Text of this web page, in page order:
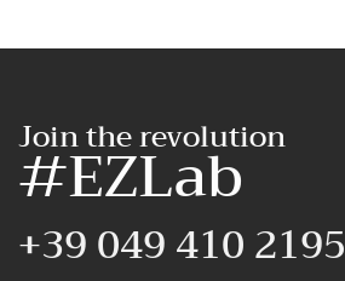
Join the revolution
#EZLab
+39 049 410 2195